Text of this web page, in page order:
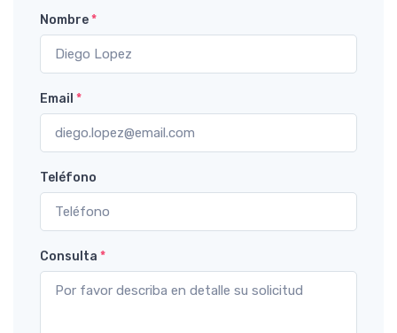
Nombre*
Email *
Teléfono
Consulta *